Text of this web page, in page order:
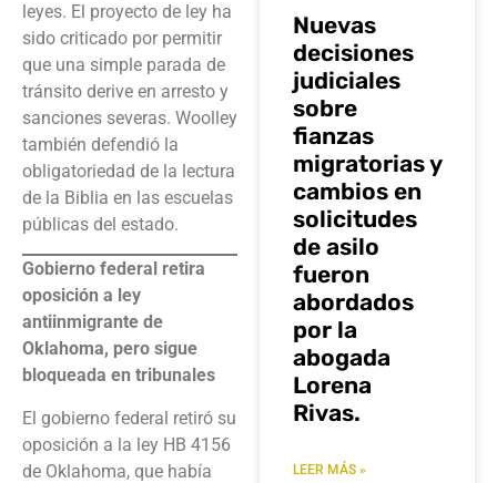
leyes. El proyecto de ley ha
sido criticado por permitir
que una simple parada de
tránsito derive en arresto y
sanciones severas. Woolley
también defendió la
obligatoriedad de la lectura
de la Biblia en las escuelas
públicas del estado.
Gobierno federal retira
oposición a ley
antiinmigrante de
Oklahoma, pero sigue
bloqueada en tribunales
El gobierno federal retiró su
oposición a la ley HB 4156
de Oklahoma, que había
Nuevas
decisiones
judiciales
sobre
fianzas
migratorias y
cambios en
solicitudes
de asilo
fueron
abordados
por la
abogada
Lorena
Rivas.
LEER MÁS »